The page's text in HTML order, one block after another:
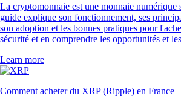
La cryptomonnaie est une monnaie numérique
guide explique son fonctionnement, ses
son adoption et les bonnes pratiques pour
sécurité et en comprendre les opportunités et
Learn more
Comment acheter du XRP (Ripple) en France